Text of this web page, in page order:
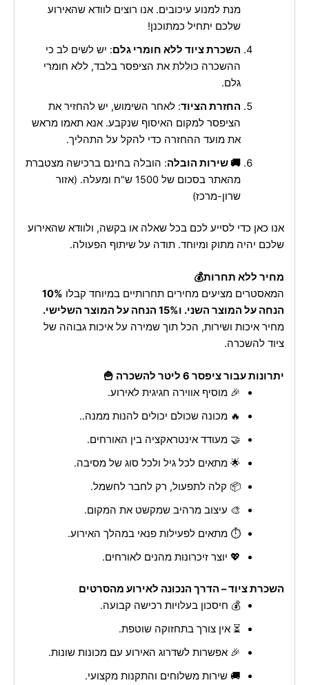
מנת למנוע עיכובים. אנו רוצים לוודא שהאירוע
שלכם יתחיל כמתוכנן!
השכרת ציוד ללא חומרי גלם: יש לשים לב כי
ההשכרה כוללת את הציפסר בלבד, ללא חומרי
גלם.
החזרת הציוד: לאחר השימוש, יש להחזיר את
הציפסר למקום האיסוף שנקבע. אנא תאמו מראש
את מועד ההחזרה כדי להקל על התהליך.
🚚 שירות הובלה: הובלה בחינם ברכישה מצטברת
מהאתר בסכום של 1500 ש"ח ומעלה. (אזור
שרון-מרכז)
אנו כאן כדי לסייע לכם בכל שאלה או בקשה, ולוודא שהאירוע
שלכם יהיה מתוק ומיוחד. תודה על שיתוף הפעולה.
מחיר ללא תחרות💰
המאסטרים מציעים מחירים תחרותיים במיוחד קבלו 10%
הנחה על המוצר השני. ו15% הנחה על המוצר השלישי.
מחיר איכות ושירות, הכל תוך שמירה על איכות גבוהה של
ציוד להשכרה.
יתרונות עבור ציפסר 6 ליטר להשכרה 🍟
🎉 מוסיף אווירה חגיגית לאירוע.
🔥 מכונה שכולם יכולים להנות ממנה..
🤝 מעודד אינטראקציה בין האורחים.
🌟 מתאים לכל גיל ולכל סוג של מסיבה.
📦 קלה לתפעול, רק לחבר לחשמל.
🎨 עיצוב מרהיב שמקשט את המקום.
⏱️ מתאים לפעילות פנאי במהלך האירוע.
💖 יוצר זיכרונות מהנים לאורחים.
השכרת ציוד – הדרך הנכונה לאירוע מהסרטים
💰 חיסכון בעלויות רכישה קבועה.
⏳ אין צורך בתחזוקה שוטפת.
🎉 אפשרות לשדרוג האירוע עם מכונות שונות.
🚚 שירות משלוחים והתקנות מקצועי.